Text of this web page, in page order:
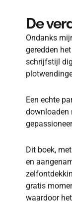
De
Ondanks
geredden
schrijfstijl
Een echte
downloaden
Dit boek,
en
gratis
waardoor